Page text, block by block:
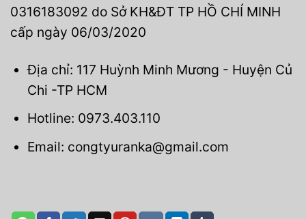
0316183092 do Sở KH&ĐT TP HỒ CHÍ MINH
cấp ngày 06/03/2020
Địa chỉ: 117 Huỳnh Minh Mương - Huyện Củ
Chi -TP HCM
Hotline: 0973.403.110
Email: congtyuranka@gmail.com